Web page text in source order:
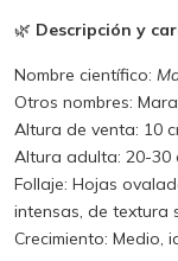
🌿 Descripción y
Nombre científico:
Otros nombres:
Altura de venta: 10
Altura adulta: 20-30
Follaje: Hojas
intensas, de textura
Crecimiento: Medio,